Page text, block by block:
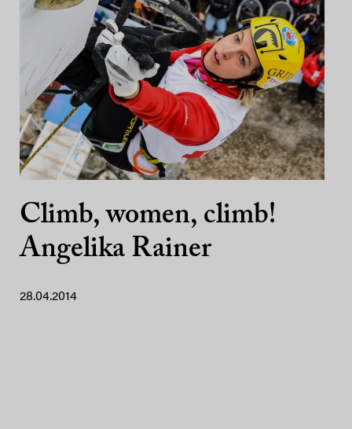
Climb, women, climb!
Angelika Rainer
28.04.2014